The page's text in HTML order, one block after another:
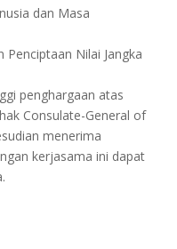
dan Masa
Nilai Jangka
penghargaan atas
Consulate-General of
menerima
kerjasama ini dapat